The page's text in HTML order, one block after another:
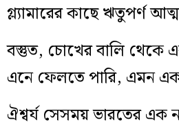
গ্ল্যামারের কাছে ঋতুপর্ণ
বস্তুত, চোখের বালি থেকে
এনে ফেলতে পারি, এমন
ঐশ্বর্য সেসময় ভারতের এক